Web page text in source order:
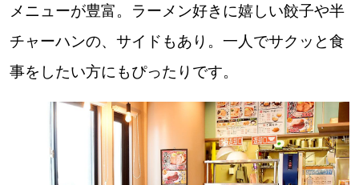
メニューが豊富。ラーメン好きに嬉しい餃子や半
チャーハンの、サイドもあり。一人でサクッと食
事をしたい方にもぴったりです。